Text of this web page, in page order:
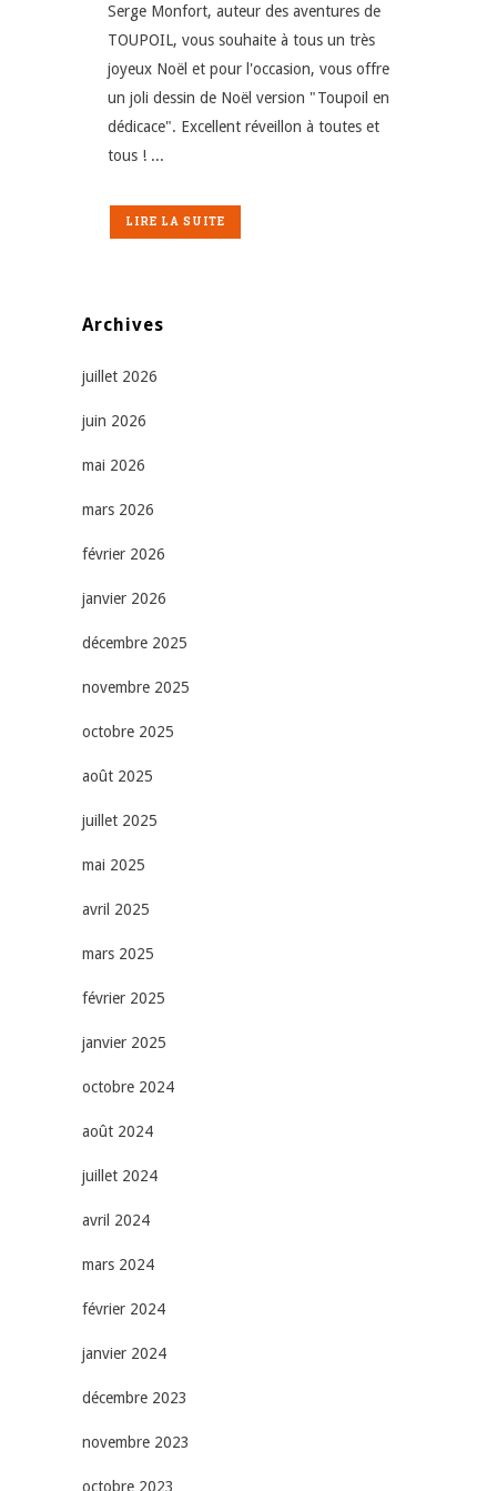
Serge Monfort, auteur des aventures de
TOUPOIL, vous souhaite à tous un très
joyeux Noël et pour l'occasion, vous offre
un joli dessin de Noël version "Toupoil en
dédicace". Excellent réveillon à toutes et
tous ! ...
LIRE LA SUITE
Archives
juillet 2026
juin 2026
mai 2026
mars 2026
février 2026
janvier 2026
décembre 2025
novembre 2025
octobre 2025
août 2025
juillet 2025
mai 2025
avril 2025
mars 2025
février 2025
janvier 2025
octobre 2024
août 2024
juillet 2024
avril 2024
mars 2024
février 2024
janvier 2024
décembre 2023
novembre 2023
octobre 2023